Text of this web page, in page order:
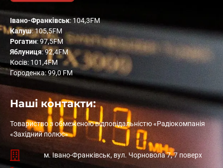
Івано-Франківськ: 104,3FM
Калуш: 105,5FM
Рогатин: 97,5FM
Яблуниця: 92,4FM
Косів: 101,4FM
Городенка: 99,0 FM
Наші контакти:
Товариство з обмеженою відповідальністю «Радіокомпанія
«Західний полюс»
м. Івано-Франківськ, вул. Чорновола 7, 7 поверх